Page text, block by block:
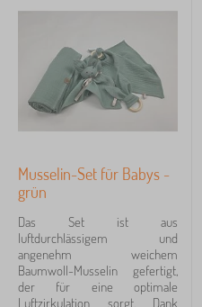
Musselin-Set für Babys -
grün
Das Set ist aus
luftdurchlässigem und
angenehm weichem
Baumwoll-Musselin gefertigt,
der für eine optimale
Luftzirkulation sorgt. Dank